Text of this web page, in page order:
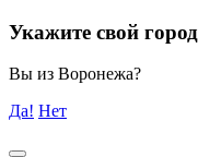
Укажите свой город
Вы из Воронежа?
Да! Нет